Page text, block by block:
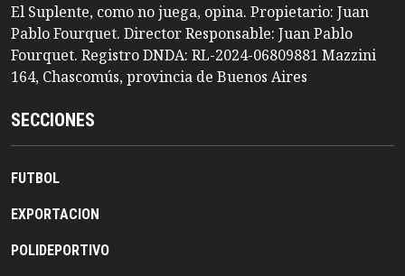
El Suplente, como no juega, opina. Propietario: Juan
Pablo Fourquet. Director Responsable: Juan Pablo
Fourquet. Registro DNDA: RL-2024-06809881 Mazzini
164, Chascomús, provincia de Buenos Aires
SECCIONES
FUTBOL
EXPORTACION
POLIDEPORTIVO